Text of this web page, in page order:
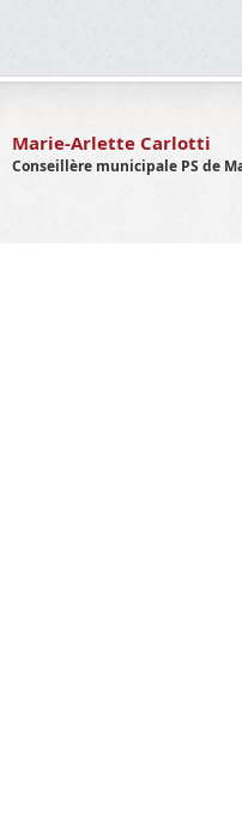
Marie-Arlette Carlotti
Conseillère municipale PS de